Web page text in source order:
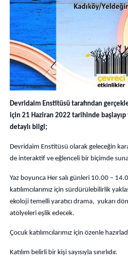
Devridaim Enstitüsü tarafından
için 21 Haziran 2022 tarihinde
detaylı bilgi;
Devridaim Enstitüsü olarak geleceğin
de interaktif ve eğlenceli bir biçimde
Yaz boyunca Her salı günleri 10.00 –
katılımcılarımız için sürdürülebilirlik
ekoloji temelli yaratıcı drama, yukarı
atölyeleri eşlik edecek.
Çocuk katılımcılarımız için özenle
Katılım belirli bir kişi sayısıyla sınırlıdır.